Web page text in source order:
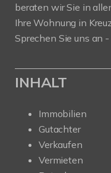
beraten wir Sie in
Ihre Wohnung in
Sprechen Sie uns an -
INHALT
Immobilien
Gutachter
Verkaufen
Vermieten